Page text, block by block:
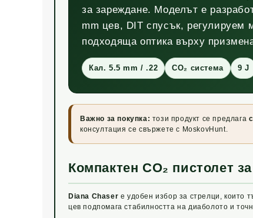
за зареждане. Моделът е
mm цев, DIT спусък, регулируем
подходяща оптика върху
Кал. 5.5 mm / .22 CO₂ система 9 J
Важно за покупка: този продукт се предлага
консултация се свържете с MoskovHunt.
Компактен CO₂ пистолет
Diana Chaser е удобен избор за стрелци, които
цев подпомага стабилността на диаболото и